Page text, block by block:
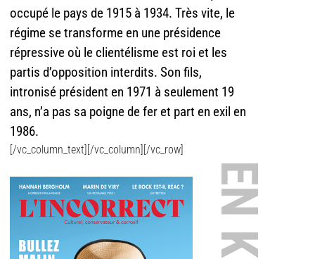
occupé le pays de 1915 à 1934. Très vite, le
régime se transforme en une présidence
répressive où le clientélisme est roi et les
partis d’opposition interdits. Son fils,
intronisé président en 1971 à seulement 19
ans, n’a pas sa poigne de fer et part en exil en
1986.
[/vc_column_text][/vc_column][/vc_row]